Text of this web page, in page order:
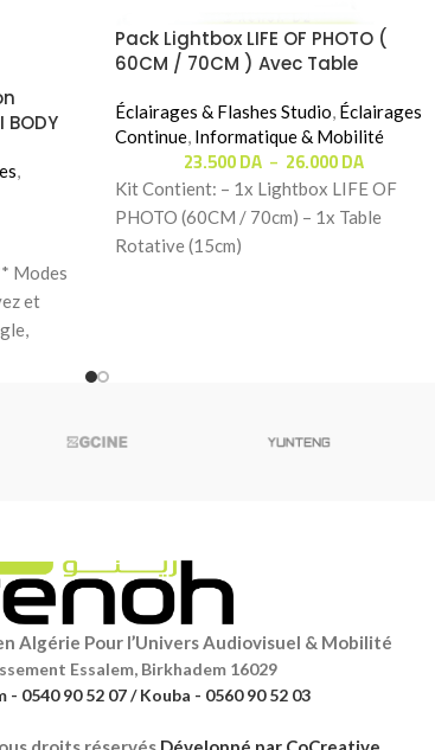
BODY
Modes
et
Pack Lightbox LIFE OF PHOTO (
60CM / 70CM ) Avec Table
Éclairages & Flashes Studio Éclairages
Continue Informatique & Mobilité
23.500DA – 26.000DA
Kit Contient: – 1x Lightbox LIFE OF
PHOTO (60CM / 70cm) – 1x Table
Rotative (15cm)
Algérie Pour l’Univers Audiovisuel & Mobilité
Essalem, Birkhadem 16029
- 0540 90 52 07 / Kouba - 0560 90 52 03